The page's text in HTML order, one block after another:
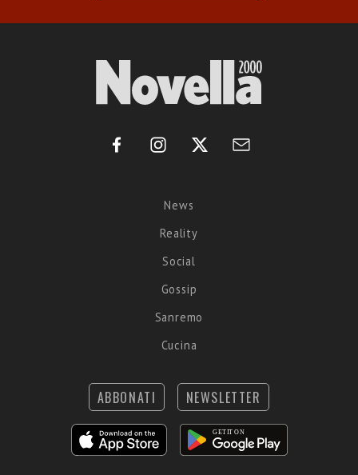
News
Reality
Social
Gossip
Sanremo
Cucina
ABBONATI NEWSLETTER